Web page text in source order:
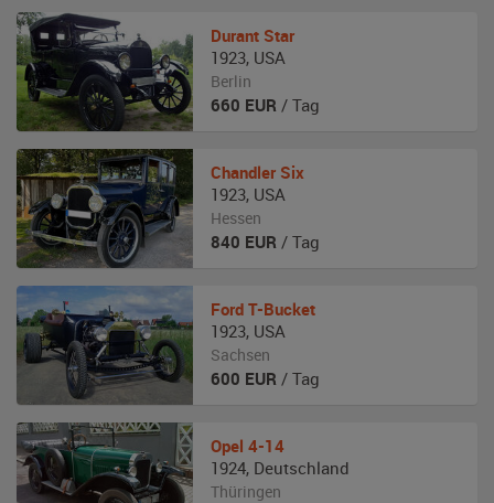
Durant Star
1923, USA
Berlin
660 EUR / Tag
Chandler Six
1923, USA
Hessen
840 EUR / Tag
Ford T-Bucket
1923, USA
Sachsen
600 EUR / Tag
Opel 4-14
1924, Deutschland
Thüringen